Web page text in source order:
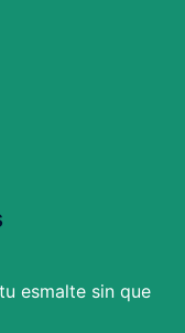
esmalte sin que